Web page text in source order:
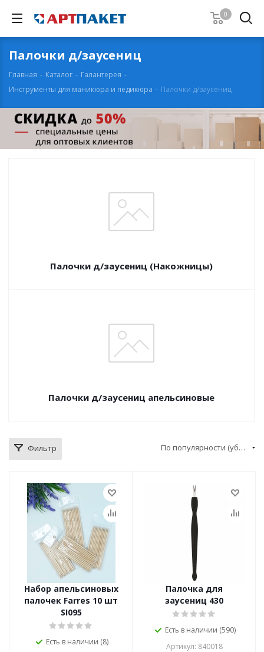
0
Палочки д/заусениц
Главная - Каталог - Галантерея -
Инструменты для маникюра и педикюра - Палочки д/заусениц
Палочки д/заусениц (Накожницы)
Палочки д/заусениц апельсиновые
Фильтр По популярности (убывание)
Набор апельсиновых
палочек Farres 10 шт
SI095
Есть в наличии (8)
Палочка для
заусениц 430
Есть в наличии (590)
Артикул: 840018